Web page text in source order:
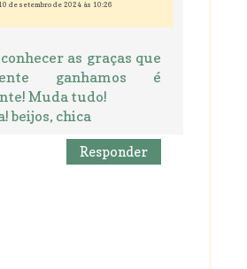
10 de setembro de 2024 às 10:26
as graças que
ganhamos é
Muda tudo!
beijos, chica
Responder